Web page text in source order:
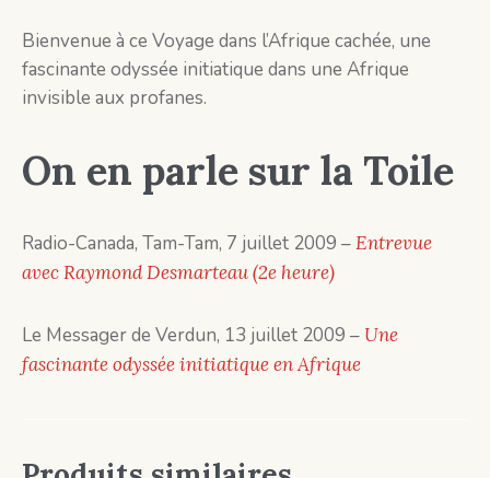
Bienvenue à ce Voyage dans l’Afrique cachée, une
fascinante odyssée initiatique dans une Afrique
invisible aux profanes.
On en parle sur la Toile
Radio-Canada, Tam-Tam, 7 juillet 2009 –Entrevue
avec Raymond Desmarteau (2e heure)
Le Messager de Verdun, 13 juillet 2009 – Une
fascinante odyssée initiatique en Afrique